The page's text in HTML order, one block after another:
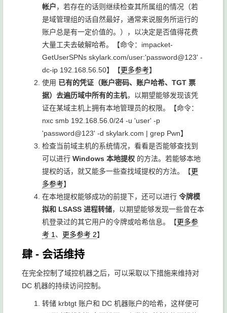
帐户，若存在的话则继续检查其所属组的情况（若
是域管理组的话自然最好，通常来说服务所运行的
账户总是有一定价值的。），以决定是否值得花费
大量工夫去破解哈希。【命令： impacket-
GetUserSPNs skylark.com/user:'password@123' -
dc-ip 192.168.56.50】【更多参考】
使用 已有的凭证（账户密码、账户哈希、TGT 票
据）去遍历域中所有的主机，以期望能够发现该凭
证在某域主机上拥有本地管理员的权限。【命令：
nxc smb 192.168.56.0/24 -u 'user' -p
'password@123' -d skylark.com | grep Pwn】
检查当前域主机的系统情况，看看是否能够查找到
可以进行 Windows 本地提权 的方法。若能够本地
提权的话，就又能多一些查找域提权的方法。【更
多参考】
在本地提权能够成功的前提下，还可以进行 令牌模
拟和 LSASS 进程转储，以期望能够发现一些曾在本
机登录过的其它用户的令牌或哈希信息。【更多参
考 1 、 更多参考 2】
肆 - 会话维持
在完全控制了域控机器之后，可以采取以下措施来维持对
DC 机器的持续访问控制。
转储 krbtgt 账户和 DC 机器账户的哈希，这样便可